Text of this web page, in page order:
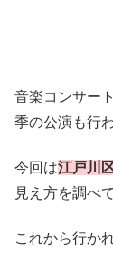
音楽コンサー
季の公演も行
今回は江戸川
見え方を調べ
これから行か